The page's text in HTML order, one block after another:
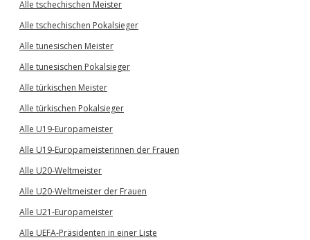
Alle tschechischen Meister
Alle tschechischen Pokalsieger
Alle tunesischen Meister
Alle tunesischen Pokalsieger
Alle türkischen Meister
Alle türkischen Pokalsieger
Alle U19-Europameister
Alle U19-Europameisterinnen der Frauen
Alle U20-Weltmeister
Alle U20-Weltmeister der Frauen
Alle U21-Europameister
Alle UEFA-Präsidenten in einer Liste